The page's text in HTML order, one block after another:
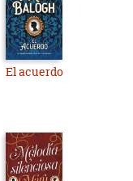
El acuerdo